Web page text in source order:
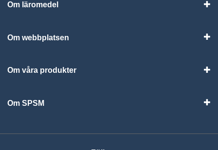
Om läromedel
Om webbplatsen
Om våra produkter
Om SPSM